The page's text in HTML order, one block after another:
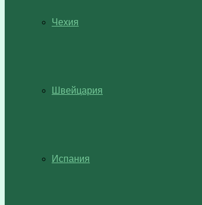
Чехия
Швейцария
Испания